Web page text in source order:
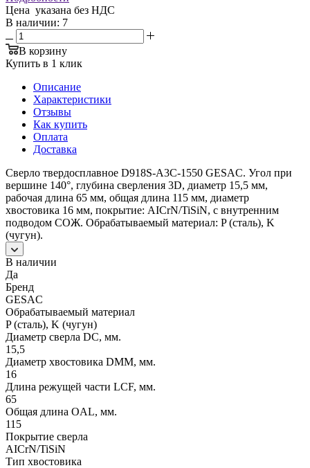
Цена указана без НДС
В наличии: 7
В корзину
Купить в 1 клик
Описание
Характеристики
Отзывы
Как купить
Оплата
Доставка
Сверло твердосплавное D918S-A3C-1550 GESAC. Угол при
вершине 140°, глубина сверления 3D, диаметр 15,5 мм,
рабочая длина 65 мм, общая длина 115 мм, диаметр
хвостовика 16 мм, покрытие: AICrN/TiSiN, с внутренним
подводом СОЖ. Обрабатываемый материал: P (сталь), K
(чугун).
В наличии
Да
Бренд
GESAC
Обрабатываемый материал
P (сталь), K (чугун)
Диаметр сверла DC, мм.
15,5
Диаметр хвостовика DMM, мм.
16
Длина режущей части LСF, мм.
65
Общая длина OAL, мм.
115
Покрытие сверла
AICrN/TiSiN
Тип хвостовика